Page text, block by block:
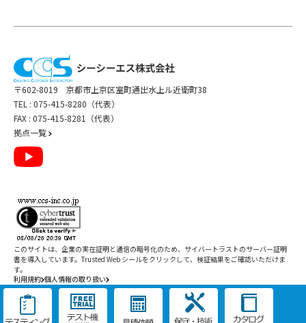
〒602-8019 京都市上京区室町通出水上ル近衛町38
TEL : 075-415-8280（代表）
FAX : 075-415-8281（代表）
拠点一覧
利用規約 個人情報の取り扱い
Copyright ©
2026CCS Inc. All Rights Reserved.
このサイトは、企業の実在証明と通信の暗号化のため、サイバートラストのサーバー証明
書を導入しています。Trusted Web シールをクリックして、検証結果をご確認いただけま
す。